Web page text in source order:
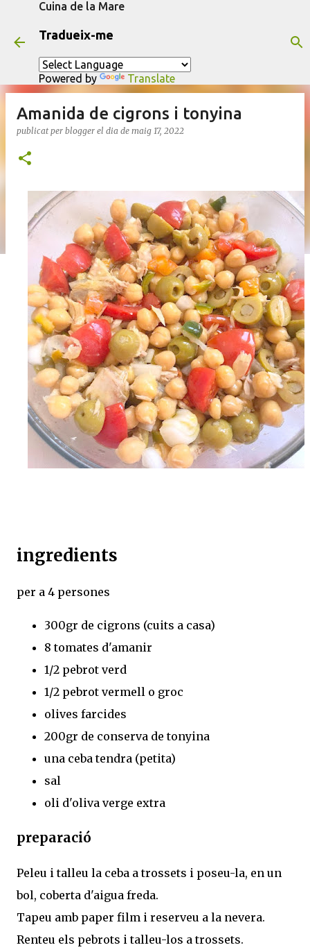
Cuina de la Mare
Tradueix-me
Powered by Translate
Amanida de cigrons i tonyina
publicat per blogger el dia de maig 17, 2022
ingredients
per a 4 persones
300gr de cigrons (cuits a casa)
8 tomates d'amanir
1/2 pebrot verd
1/2 pebrot vermell o groc
olives farcides
200gr de conserva de tonyina
una ceba tendra (petita)
sal
oli d'oliva verge extra
preparació
Peleu i talleu la ceba a trossets i poseu-la, en un
bol, coberta d'aigua freda.
Tapeu amb paper film i reserveu a la nevera.
Renteu els pebrots i talleu-los a trossets.